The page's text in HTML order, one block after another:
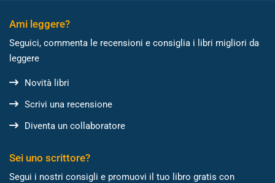
Ami leggere?
Seguici, commenta le recensioni e consiglia i libri migliori da
leggere
Novità libri
Scrivi una recensione
Diventa un collaboratore
Sei uno scrittore?
Segui i nostri consigli e promuovi il tuo libro gratis con